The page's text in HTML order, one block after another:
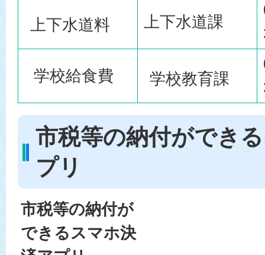
上下水道料 上下水道課
学校給食費 学校教育課
市税等の納付ができ
プリ
市税等の納付が
できるスマホ決